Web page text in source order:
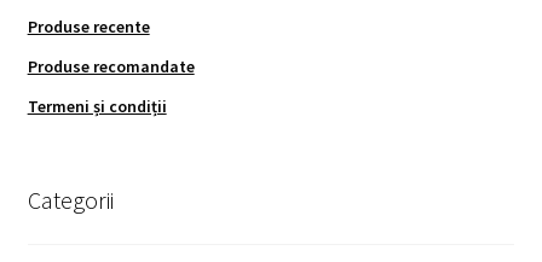
Produse recente
Produse recomandate
Termeni și condiții
Categorii